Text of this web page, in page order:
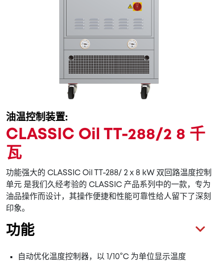
油温控制装置:
CLASSIC Oil TT-288/2 8 千
瓦
功能强大的 CLASSIC Oil TT-288/ 2 x 8 kW 双回路温度控制
单元 是我们久经考验的 CLASSIC 产品系列中的一款，专为
油品操作而设计，其操作便捷和性能可靠性给人留下了深刻
印象。
功能
自动优化温度控制器，以 1/10°C 为单位显示温度